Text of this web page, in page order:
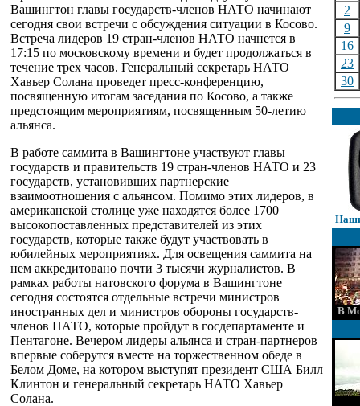
Вашингтон главы государств-членов НАТО начинают
сегодня свои встречи с обсуждения ситуации в Косово.
Встреча лидеров 19 стран-членов НАТО начнется в
17:15 по московскому времени и будет продолжаться в
течение трех часов. Генеральный секретарь НАТО
Хавьер Солана проведет пресс-конференцию,
посвященную итогам заседания по Косово, а также
предстоящим мероприятиям, посвященным 50-летию
альянса.
В работе саммита в Вашингтоне участвуют главы
государств и правительств 19 стран-членов НАТО и 23
государств, установивших партнерские
взаимоотношения с альянсом. Помимо этих лидеров, в
американской столице уже находятся более 1700
высокопоставленных представителей из этих
государств, которые также будут участвовать в
юбилейных мероприятиях. Для освещения саммита на
нем аккредитовано почти 3 тысячи журналистов. В
рамках работы натовского форума в Вашингтоне
сегодня состоятся отдельные встречи министров
иностранных дел и министров обороны государств-
членов НАТО, которые пройдут в госдепартаменте и
Пентагоне. Вечером лидеры альянса и стран-партнеров
впервые соберутся вместе на торжественном обеде в
Белом Доме, на котором выступят президент США Билл
Клинтон и генеральный секретарь НАТО Хавьер
Солана.
2
9
16
23
30
В